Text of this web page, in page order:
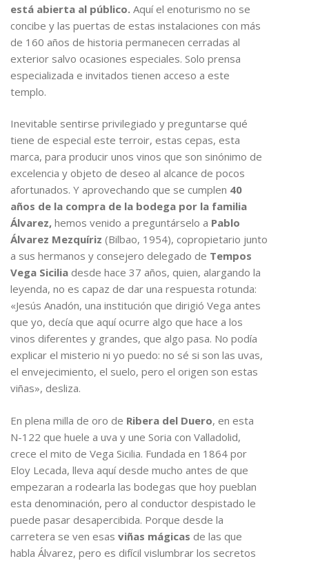
está abierta al público. Aquí el enoturismo no se
concibe y las puertas de estas instalaciones con más
de 160 años de historia permanecen cerradas al
exterior salvo ocasiones especiales. Solo prensa
especializada e invitados tienen acceso a este
templo.
Inevitable sentirse privilegiado y preguntarse qué
tiene de especial este terroir, estas cepas, esta
marca, para producir unos vinos que son sinónimo de
excelencia y objeto de deseo al alcance de pocos
afortunados. Y aprovechando que se cumplen 40
años de la compra de la bodega por la familia
Álvarez, hemos venido a preguntárselo a Pablo
Álvarez Mezquíriz (Bilbao, 1954), copropietario junto
a sus hermanos y consejero delegado de Tempos
Vega Sicilia desde hace 37 años, quien, alargando la
leyenda, no es capaz de dar una respuesta rotunda:
«Jesús Anadón, una institución que dirigió Vega antes
que yo, decía que aquí ocurre algo que hace a los
vinos diferentes y grandes, que algo pasa. No podía
explicar el misterio ni yo puedo: no sé si son las uvas,
el envejecimiento, el suelo, pero el origen son estas
viñas», desliza.
En plena milla de oro de Ribera del Duero, en esta
N-122 que huele a uva y une Soria con Valladolid,
crece el mito de Vega Sicilia. Fundada en 1864 por
Eloy Lecada, lleva aquí desde mucho antes de que
empezaran a rodearla las bodegas que hoy pueblan
esta denominación, pero al conductor despistado le
puede pasar desapercibida. Porque desde la
carretera se ven esas viñas mágicas de las que
habla Álvarez, pero es difícil vislumbrar los secretos